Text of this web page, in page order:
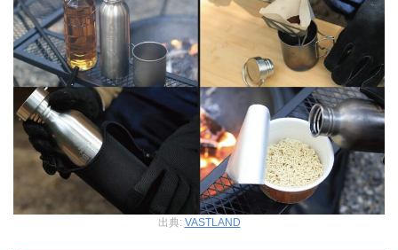
出典: VASTLAND